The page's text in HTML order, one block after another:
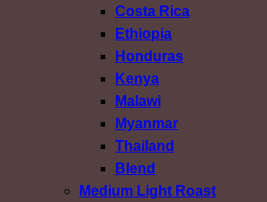
Costa Rica
Ethiopia
Honduras
Kenya
Malawi
Myanmar
Thailand
Blend
Medium Light Roast